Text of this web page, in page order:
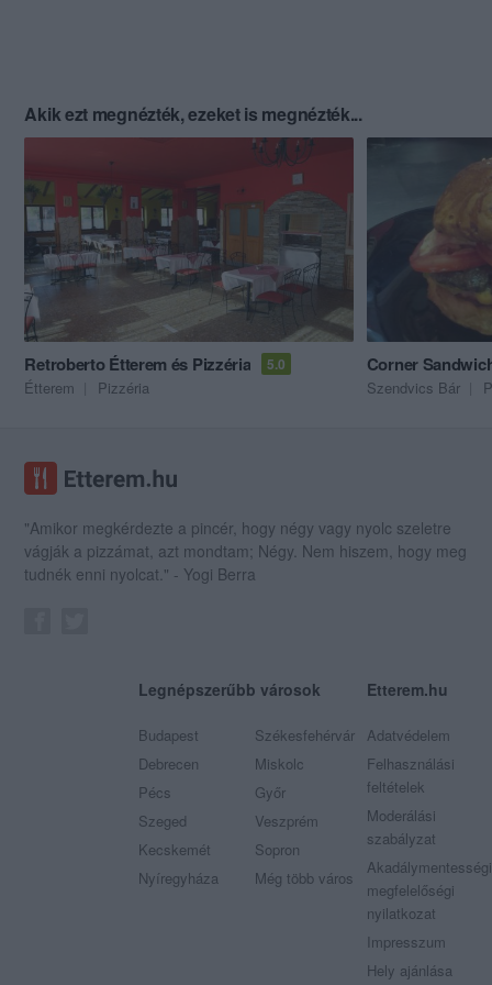
Akik ezt megnézték, ezeket is megnézték...
Retroberto Étterem és Pizzéria 5.0
Étterem Pizzéria
Corner
Szendvics Bár
"Amikor megkérdezte a pincér, hogy négy vagy nyolc szeletre
vágják a pizzámat, azt mondtam; Négy. Nem hiszem, hogy meg
tudnék enni nyolcat." - Yogi Berra
Legnépszerűbb városok
Budapest
Debrecen
Pécs
Szeged
Kecskemét
Nyíregyháza
Székesfehérvár
Miskolc
Győr
Veszprém
Sopron
Még több város
Etterem.hu
Adatvédelem
Felhasználási
feltételek
Moderálási
szabályzat
Akadálymentességi
megfelelőségi
nyilatkozat
Impresszum
Hely ajánlása